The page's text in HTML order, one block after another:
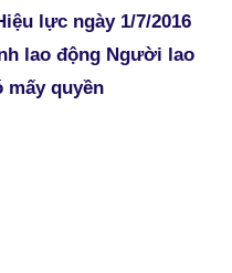
lực ngày 1/7/2016
lao động Người lao
mấy quyền